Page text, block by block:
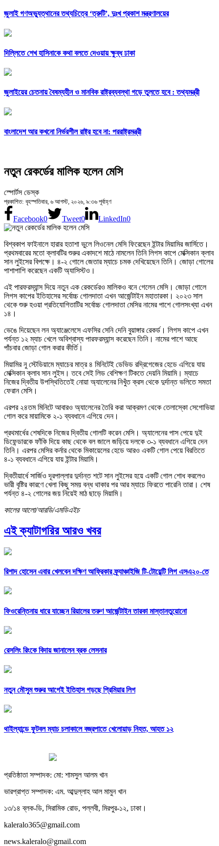
জুলাই গণঅভ্যুত্থানের তথ্যচিত্রে ‘ত্রুটি’, দুঃখ প্রকাশ মন্ত্রণালয়ের
দিল্লিতে শেখ হাসিনাকে কথা বলতে দেওয়ায় ক্ষুব্ধ ঢাকা
জুলাইয়ের চেতনায় বৈষম্যহীন ও মানবিক রাষ্ট্রব্যবস্থা গড়ে তুলতে হবে : তথ্যমন্ত্রী
বাংলাদেশ আর কখনো নির্ভরশীল রাষ্ট্র হবে না: পররাষ্ট্রমন্ত্রী
নতুন রেকর্ডের মালিক হলেন মেসি
স্পোর্টস ডেস্ক
প্রকাশিত: বৃহস্পতিবার, ৬ আগস্ট, ২০২৬, ৯:৩৬ পূর্বাহ্ণ
Facebook0 Tweet0 LinkedIn0
বিশ্বকাপ ফাইনালে হারার হতাশা ভুলে লিওনেল মেসি ফিরেছেন ইন্টার মিয়ামির জার্সিতে।
প্রথমবারের মতো ক্লাবটির শুরুর একাদশে মাঠে নামলেন তিনি লিগস কাপে মেক্সিকান ক্লাব
সান লুইসের বিপক্ষে। ৪-২ গোলে জেতার ম্যাচে চমক দেখিয়েছেন তিনি। জোড়া গোলের
পাশাপাশি করেছেন একটি অ্যাসিস্টও।
এই পারফরম্যান্স দিয়ে নতুন এক রেকর্ডেরও মালিকও বনে গেলেন মেসি। জোড়া গোলে
লিগস কাপের ইতিহাসের সর্বোচ্চ গোলদাতা এখন আর্জেন্টাইন মহাতারকা। ২০২৩ সাল
থেকে শুরু হওয়া প্রতিযোগিতাটির সর্বোচ্চ গোলদাতা মেসির নামের পাশে গোলসংখ্যা এখন
১৪।
ভেঙে দিয়েছেন লন অ্যাঞ্জেলেসে এফসির সেনি দেনি বুয়াঙ্গার রেকর্ড। লিগস কাপে এখন
পর্যন্ত ১২ ম্যাচ খেলে অবিশ্বাস্য পারফরম্যান্স করেছেন তিনি। নামের পাশে আছে
পাঁচবার জোড়া গোল করার কীর্তি।
মিয়ামির নু স্টেডিয়ামে ম্যাচের মাত্র ৪ মিনিটেই ডেভিড রদ্রিগেজের হেডে এগিয়ে যায়
মেক্সিকান ক্লাব সান লুইস। তবে সেই লিড বেশিক্ষণ টিকতে দেয়নি মিয়ামি। ম্যাচে
নিজের দ্বিতীয় উপস্থিতিতেই নোয়া অ্যালেনের নিখুঁত ক্রস থেকে দুর্দান্ত ভলিতে সমতা
ফেরান মেসি।
এরপর ২৪তম মিনিটে আবারও অ্যালেনের তৈরি করা আক্রমণ থেকে তেলাস্কো সেগোভিয়া
গোল করে মায়ামিকে ২-১ ব্যবধানে এগিয়ে দেন।
প্রথমার্ধের শেষদিকে নিজের দ্বিতীয় গোলটি করেন মেসি। অ্যালেনের পাস পেয়ে দুই
ডিফেন্ডারকে ফাঁকি দিয়ে কাছ থেকে বল জালে জড়িয়ে দলকে ৩-১ ব্যবধানে এগিয়ে দেন
তিনি। এরপর মেসির কর্নার থেকে মিকায়েলের হেডে আরও একটি গোল পেয়ে বিরতিতে
৪-১ ব্যবধানে এগিয়ে যায় ইন্টার মিয়ামি।
দ্বিতীয়ার্ধে সার্জিও দূরপাল্লার দুর্দান্ত শটে সান লুইসের হয়ে একটি গোল শোধ করলেও
ভারী বৃষ্টির কারণে খেলা কিছু সময় বন্ধ থাকার পর আর ম্যাচে ফিরতে পারেনি তারা। শেষ
পর্যন্ত ৪-২ গোলের জয় নিয়েই মাঠ ছাড়ে মিয়ামি।
কালের আলো/আরডি/এমডিএইচ
এই ক্যাটাগরির আরও খবর
রিশাদ হোসেন এবার খেলবেন দক্ষিণ আফ্রিকার ফ্র্যাঞ্চাইজি টি-টোয়েন্টি লিগ এসএ২০-তে
ফিওরেন্তিনায় ধারে যাচ্ছেন রিয়ালের তরুণ আর্জেন্টাইন তারকা মাস্তানতুয়োনো
রেসলিং রিংকে বিদায় জানালেন ব্রক লেসনার
নতুন মৌসুম শুরুর আগেই ইতিহাস গড়ছে প্রিমিয়ার লিগ
থাইল্যান্ডে ফুটবল ম্যাচ চলাকালে বজ্রপাতে খেলোয়াড় নিহত, আহত ১২
প্রতিষ্ঠাতা সম্পাদক: মো: শামসুল আলম খান
ভারপ্রাপ্ত সম্পাদক: এম. আব্দুল্লাহ আল মামুন খান
১৩/১৪ ব্লক-ডি, সিরামিক রোড, পল্লবী, মিরপুর-১২, ঢাকা।
kaleralo365@gmail.com
news.kaleralo@gmail.com